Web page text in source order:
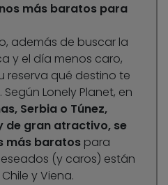
más baratos para
además de buscar la
y el día menos caro,
reserva qué destino te
Lonely Planet, en
Serbia o Túnez,
de gran atractivo, se
más baratos para
(y caros) están
y Viena.